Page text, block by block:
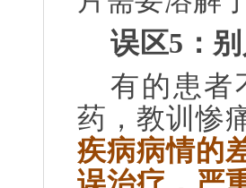
误区5 ：
有的患者
药，教训惨
疾病病情的